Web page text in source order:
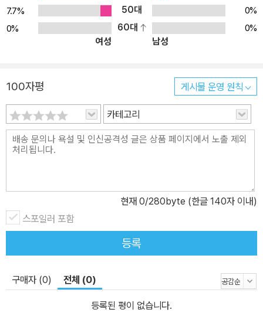
를 버린다고 나무라고, 화장실 낙서를 취재해 아이들의 잘못을 지적
질한다. 반대로 찬우는 공부를 잘 못하고 작은 키에 못생겼지만 아이
들이 좋아할 내용을 취재하려고 한다. 개미슈퍼가 아이들에게 맛없는
를 통해 아이들의 고민과 불편사항들을 드러낸다. 빤한 결과이겠지만
찬우의 기사가 더 인기를 끌자 유성이도 ‘지각할 때 몰래 교실로 들어
오는 방법’과 ‘안 아파도 조퇴하는 방법’ 등 아이들의 흥미를 끌 만한
자극적인 뉴스거리를 취재해 방송에 내보낸다. 이에 질세라 찬우도
더 흥미진진한 뉴스거리를 찾기 위해 온갖 장소와 사람들을 들쑤시고
다닌다. 그러면서 공짜로 음식을 얻어먹고 맛집 소개를 했다가 곤란
할 때마다 얼떨결에 촬영 기자가 된 같은 반 시연이 덕분에 제법 그럴
듯하게 기자 활동을 해 나간다. 수줍음 많고 말도 거의 없지만 할 말
다 하면서 두 어린이에게 충고해 주는 시연이는 약방의 감초처럼 참
재를 하며 만나는 세상은 불편한 것도 많고 새로운 것들도 많은 곳이
다. 기자가 되어 접근하자, 지금까지 늘 대하던 세상과는 전혀 다른 세
상이라고 할 수 있다. 이야기가 진행될수록 자신이 취재한 기사가 방
송국 메인 뉴스로 올라가길 원하는 유성이와 찬우는 특종을 잡기 위
7.7%
50대
0%
0%
60대
0%
여성
남성
100자평 게시물 운영 원칙
카테고리
현재 0/280byte (한글 140자 이내)
스포일러 포함
등록
구매자 (0) 전체 (0)
등록된 평이 없습니다.